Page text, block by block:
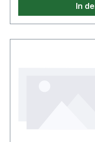
Sperrschicht · da
In